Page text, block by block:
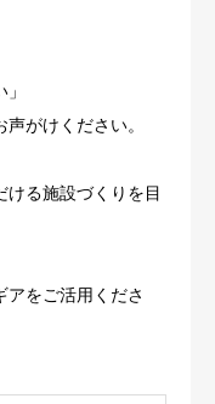
がけください。
る施設づくりを目
をご活用くださ